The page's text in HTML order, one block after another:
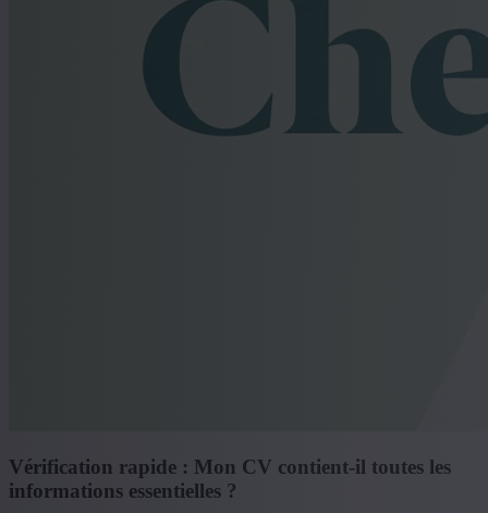
Vérification rapide : Mon CV contient-il toutes les
informations essentielles ?